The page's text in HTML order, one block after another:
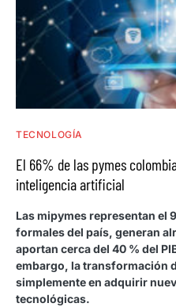
TECNOLOGÍA
El 66% de las pymes
inteligencia artificial
Las mipymes representan el
formales del país, generan
aportan cerca del 40 % del
embargo, la transformación
simplemente en adquirir
tecnológicas.